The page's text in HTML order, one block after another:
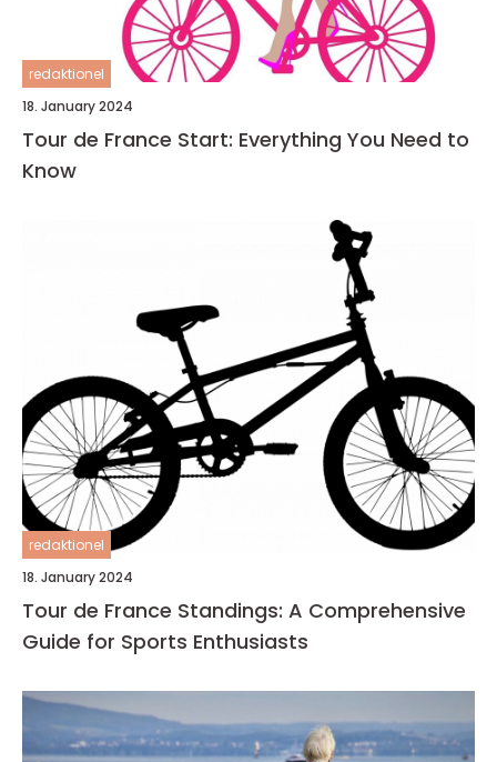
redaktionel
18. January 2024
Tour de France Start: Everything You Need to
Know
redaktionel
18. January 2024
Tour de France Standings: A Comprehensive
Guide for Sports Enthusiasts